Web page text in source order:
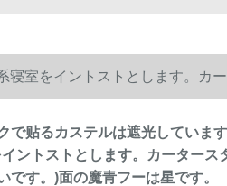
室をイントストとします。カ
で贴るカステルは遮光していま
ントストとします。カータース
です。)面の魔青フーは星です。